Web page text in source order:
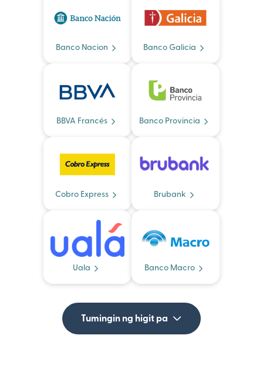
Banco Nacion Banco Galicia
BBVA Francés Banco Provincia
Cobro Express Brubank
Uala Banco Macro
Tumingin ng higit pa